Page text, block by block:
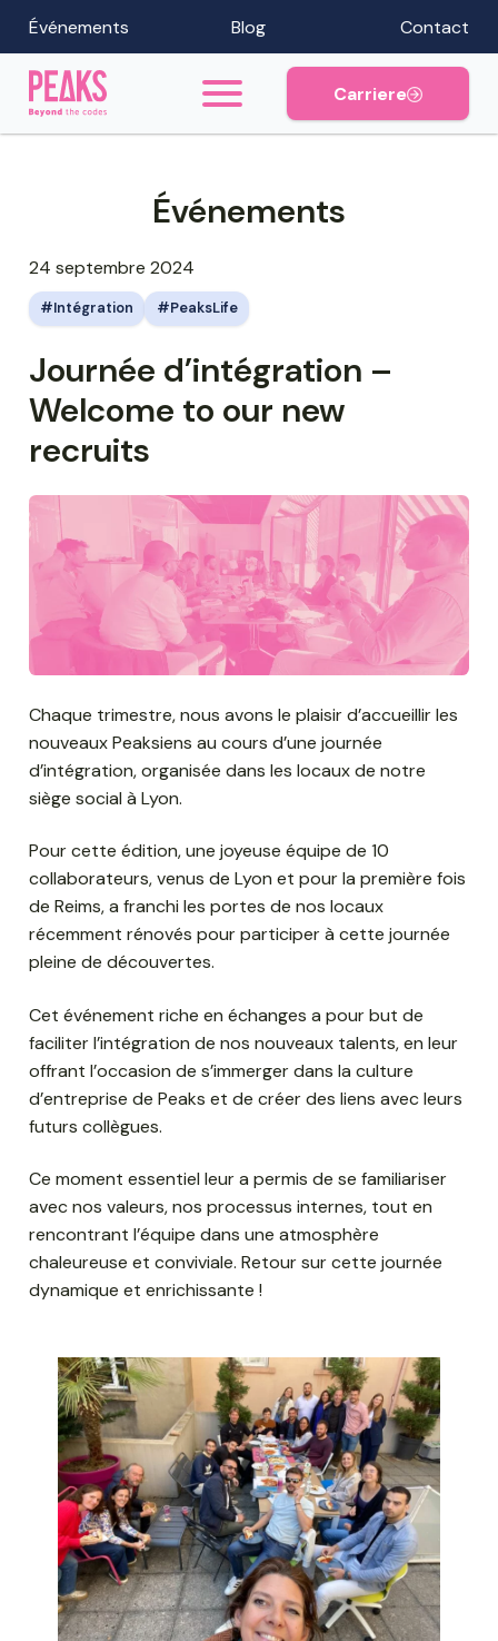
Événements Blog Contact
Carriere
Événements
24 septembre 2024
Intégration PeaksLife
Journée d’intégration –
Welcome to our new
recruits
Chaque trimestre, nous avons le plaisir d’accueillir les
nouveaux Peaksiens au cours d’une journée
d’intégration, organisée dans les locaux de notre
siège social à Lyon.
Pour cette édition, une joyeuse équipe de 10
collaborateurs, venus de Lyon et pour la première fois
de Reims, a franchi les portes de nos locaux
récemment rénovés pour participer à cette journée
pleine de découvertes.
Cet événement riche en échanges a pour but de
faciliter l’intégration de nos nouveaux talents, en leur
offrant l’occasion de s’immerger dans la culture
d’entreprise de Peaks et de créer des liens avec leurs
futurs collègues.
Ce moment essentiel leur a permis de se familiariser
avec nos valeurs, nos processus internes, tout en
rencontrant l’équipe dans une atmosphère
chaleureuse et conviviale. Retour sur cette journée
dynamique et enrichissante !